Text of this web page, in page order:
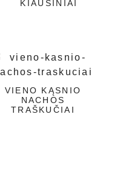
KIAUŠINIAI
VIENO KĄSNIO
NACHOS
TRAŠKUČIAI